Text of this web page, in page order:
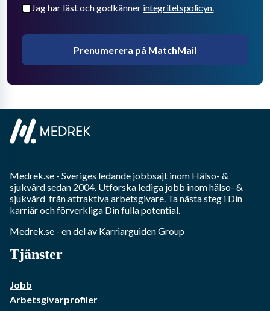
Jag har läst och godkänner integritetspolicyn.
Prenumerera på MatchMail
Medrek.se - Sveriges ledande jobbsajt inom Hälso- &
sjukvårdsedan 2004. Utforska lediga jobb inomhälso- &
sjukvård från attraktiva arbetsgivare. Ta nästa steg i Din
karriär och förverkliga Din fulla potential.
Medrek.se - en del av Karriarguiden Group
Tjänster
Jobb
Arbetsgivarprofiler